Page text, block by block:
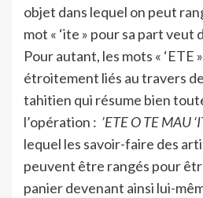
objet dans lequel on peut
mot « ‘ite » pour sa part veut
Pour autant, les mots « ‘ETE
étroitement liés au travers
tahitien qui résume bien
l’opération : ’ETE O TE MAU
lequel les savoir-faire des
peuvent être rangés pour
panier devenant ainsi lui-